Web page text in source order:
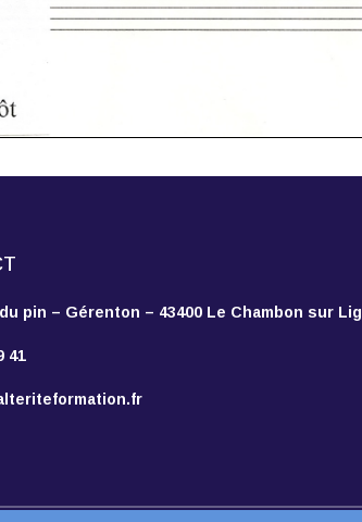
pin – Gérenton – 43400 Le Chambon sur
41